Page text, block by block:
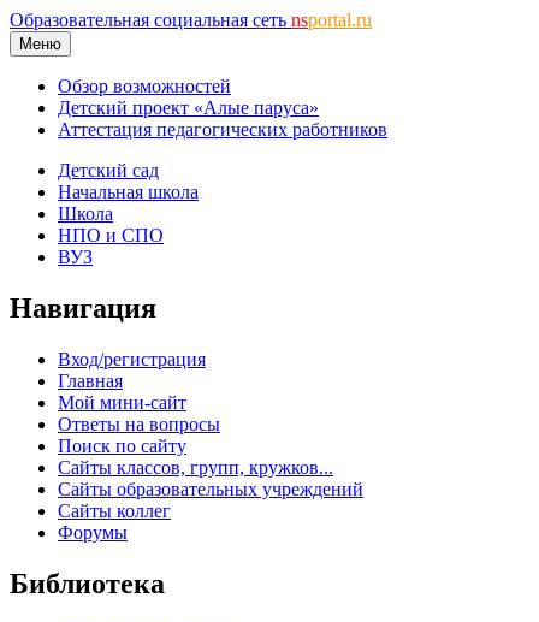
Образовательная социальная сеть nsportal.ru
Меню
Обзор возможностей
Детский проект «Алые паруса»
Аттестация педагогических работников
Детский сад
Начальная школа
Школа
НПО и СПО
ВУЗ
Навигация
Вход/регистрация
Главная
Мой мини-сайт
Ответы на вопросы
Поиск по сайту
Сайты классов, групп, кружков...
Сайты образовательных учреждений
Сайты коллег
Форумы
Библиотека